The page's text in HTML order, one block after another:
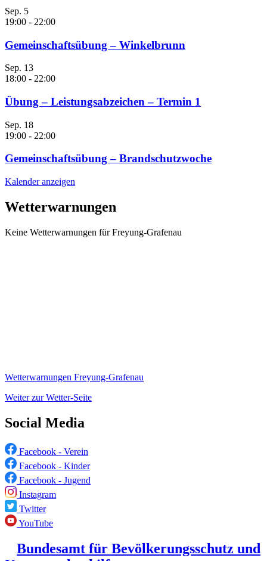
Sep. 5
19:00 - 22:00
Gemeinschaftsübung – Winkelbrunn
Sep. 13
18:00 - 22:00
Übung – Leistungsabzeichen – Termin 1
Sep. 18
19:00 - 22:00
Gemeinschaftsübung – Brandschutzwoche
Kalender anzeigen
Wetterwarnungen
Keine Wetterwarnungen für Freyung-Grafenau
Wetterwarnungen Freyung-Grafenau
Weiter zur Wetter-Seite
Social Media
Facebook - Verein
Facebook - Kinder
Facebook - Jugend
Instagram
Twitter
YouTube
Bundesamt für Bevölkerungsschutz und